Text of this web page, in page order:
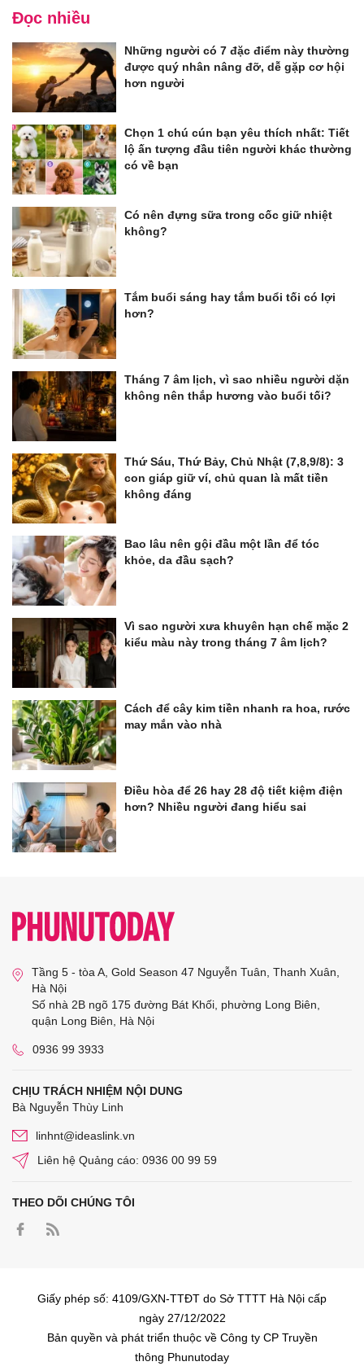
Đọc nhiều
Những người có 7 đặc điểm này thường
được quý nhân nâng đỡ, dễ gặp cơ hội
hơn người
Chọn 1 chú cún bạn yêu thích nhất: Tiết
lộ ấn tượng đầu tiên người khác thường
có về bạn
Có nên đựng sữa trong cốc giữ nhiệt
không?
Tắm buổi sáng hay tắm buổi tối có lợi
hơn?
Tháng 7 âm lịch, vì sao nhiều người dặn
không nên thắp hương vào buổi tối?
Thứ Sáu, Thứ Bảy, Chủ Nhật (7,8,9/8): 3
con giáp giữ ví, chủ quan là mất tiền
không đáng
Bao lâu nên gội đầu một lần để tóc
khỏe, da đầu sạch?
Vì sao người xưa khuyên hạn chế mặc 2
kiểu màu này trong tháng 7 âm lịch?
Cách để cây kim tiền nhanh ra hoa, rước
may mắn vào nhà
Điều hòa để 26 hay 28 độ tiết kiệm điện
hơn? Nhiều người đang hiểu sai
Tầng 5 - tòa A, Gold Season 47 Nguyễn Tuân, Thanh Xuân,
Hà Nội
Số nhà 2B ngõ 175 đường Bát Khối, phường Long Biên,
quận Long Biên, Hà Nội
0936 99 3933
CHỊU TRÁCH NHIỆM NỘI DUNG
Bà Nguyễn Thùy Linh
linhnt@ideaslink.vn
Liên hệ Quảng cáo: 0936 00 99 59
THEO DÕI CHÚNG TÔI
Giấy phép số: 4109/GXN-TTĐT do Sở TTTT Hà Nội cấp
ngày 27/12/2022
Bản quyền và phát triển thuộc về Công ty CP Truyền
thông Phunutoday